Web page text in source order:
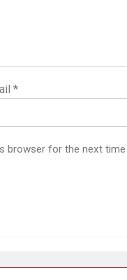
*
browser for the next